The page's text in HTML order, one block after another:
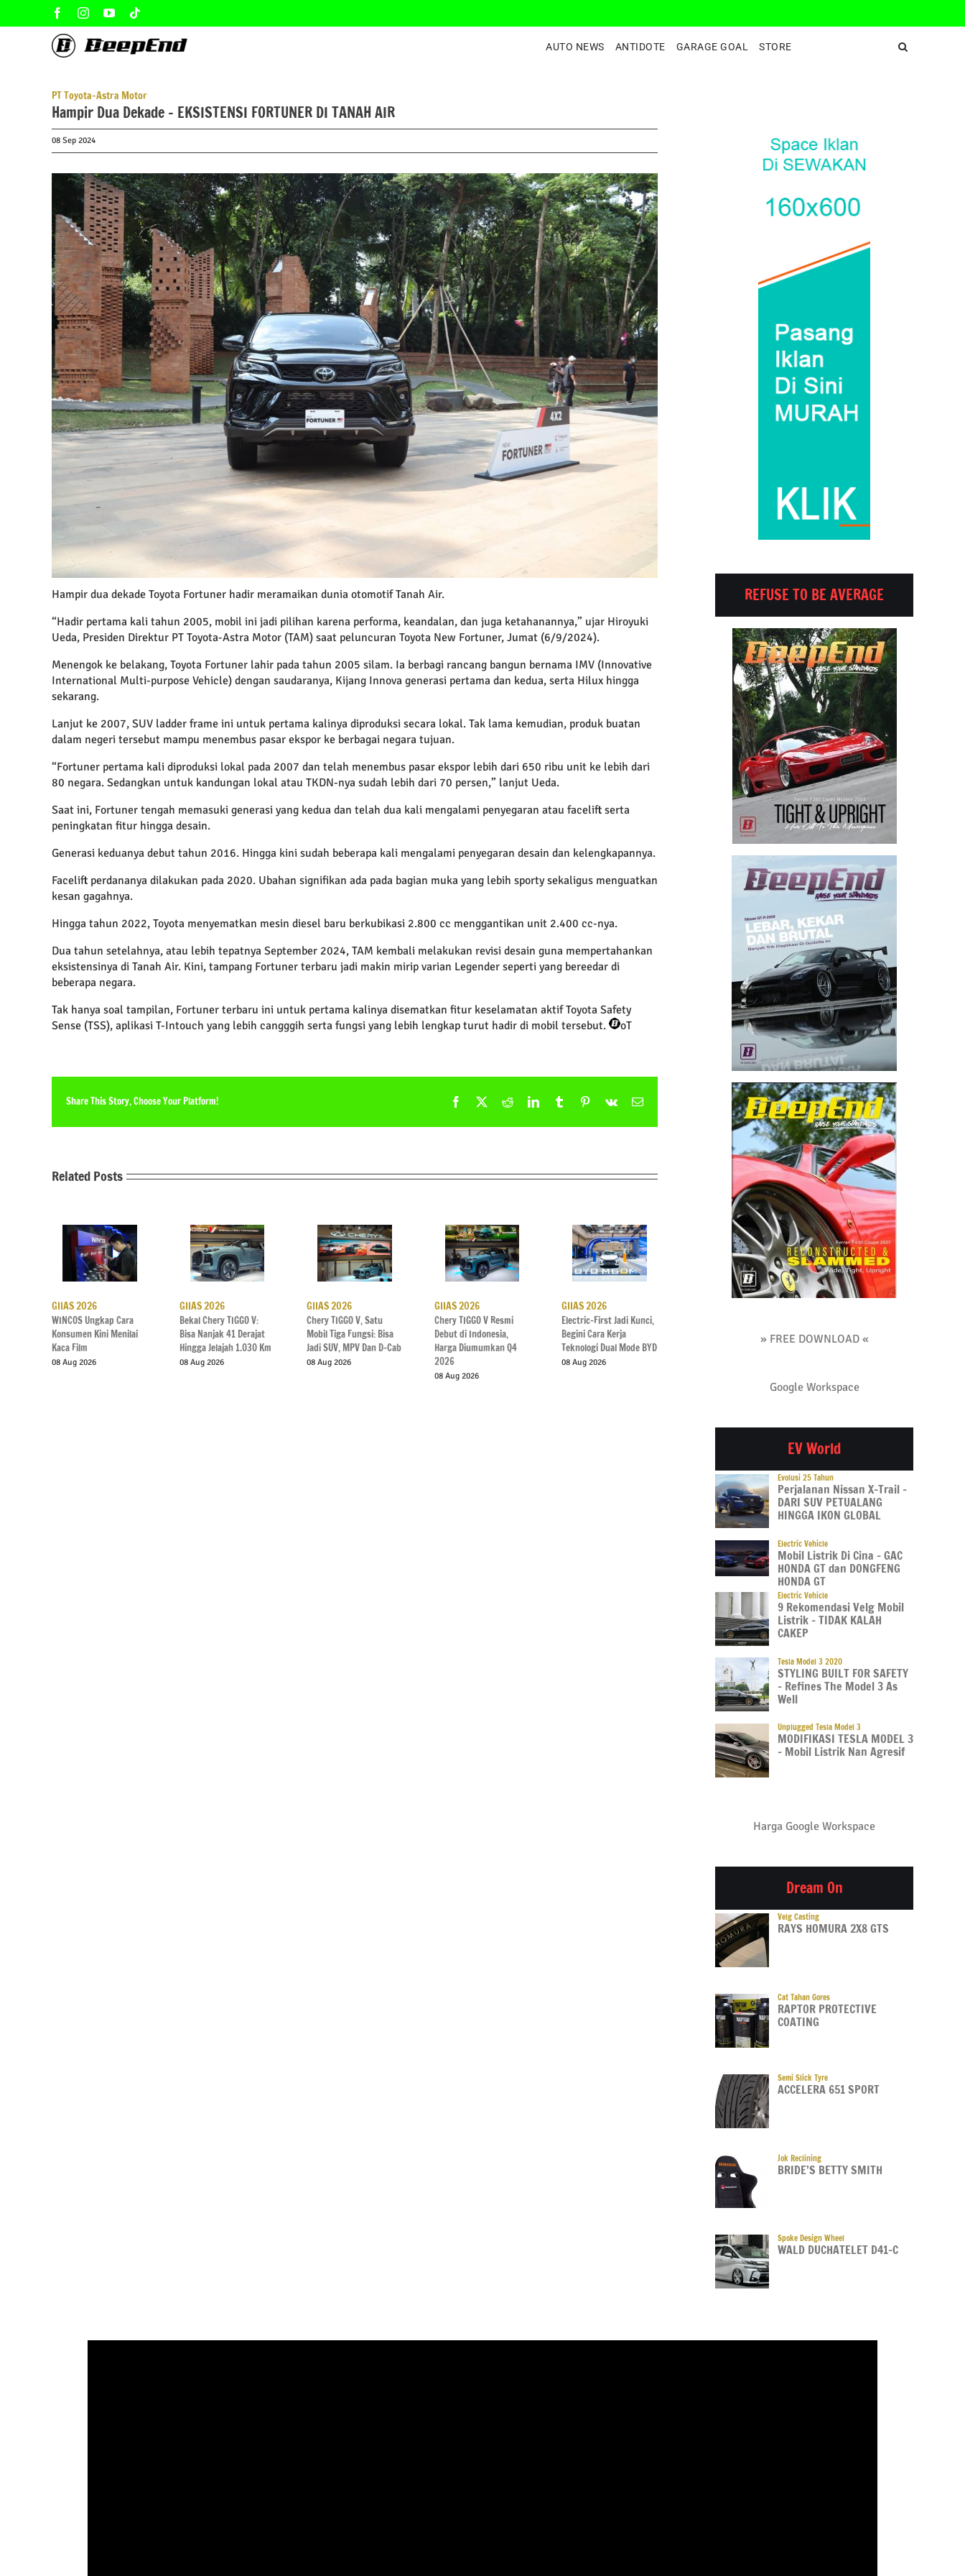
to
FacebookInstagramYouTube
AUTO NEWS ANTIDOTE GARAGE GOAL STORE
PT Toyota-Astra Motor
Hampir Dua Dekade – EKSISTENSI FORTUNER DI TANAH AIR
08 Sep 2024
View
Larger
Image
Hampir dua dekade Toyota Fortuner hadir meramaikan dunia otomotif Tanah Air.
“Hadir pertama kali tahun 2005, mobil ini jadi pilihan karena performa, keandalan, dan juga ketahanannya,” ujar Hiroyuki
Ueda, Presiden Direktur PT Toyota-Astra Motor (TAM) saat peluncuran Toyota New Fortuner, Jumat (6/9/2024).
Menengok ke belakang, Toyota Fortuner lahir pada tahun 2005 silam. Ia berbagi rancang bangun bernama IMV (Innovative
International Multi-purpose Vehicle) dengan saudaranya, Kijang Innova generasi pertama dan kedua, serta Hilux hingga
sekarang.
Lanjut ke 2007, SUV ladder frame ini untuk pertama kalinya diproduksi secara lokal. Tak lama kemudian, produk buatan
dalam negeri tersebut mampu menembus pasar ekspor ke berbagai negara tujuan.
“Fortuner pertama kali diproduksi lokal pada 2007 dan telah menembus pasar ekspor lebih dari 650 ribu unit ke lebih dari
80 negara. Sedangkan untuk kandungan lokal atau TKDN-nya sudah lebih dari 70 persen,” lanjut Ueda.
Saat ini, Fortuner tengah memasuki generasi yang kedua dan telah dua kali mengalami penyegaran atau facelift serta
peningkatan fitur hingga desain.
Generasi keduanya debut tahun 2016. Hingga kini sudah beberapa kali mengalami penyegaran desain dan kelengkapannya.
Facelift perdananya dilakukan pada 2020. Ubahan signifikan ada pada bagian muka yang lebih sporty sekaligus menguatkan
kesan gagahnya.
Hingga tahun 2022, Toyota menyematkan mesin diesel baru berkubikasi 2.800 cc menggantikan unit 2.400 cc-nya.
Dua tahun setelahnya, atau lebih tepatnya September 2024, TAM kembali melakukan revisi desain guna mempertahankan
eksistensinya di Tanah Air. Kini, tampang Fortuner terbaru jadi makin mirip varian Legender seperti yang bereedar di
beberapa negara.
Tak hanya soal tampilan, Fortuner terbaru ini untuk pertama kalinya disematkan fitur keselamatan aktif Toyota Safety
Sense (TSS), aplikasi T-Intouch yang lebih cangggih serta fungsi yang lebih lengkap turut hadir di mobil tersebut.
oT
Share This Story, Choose Your Platform! Facebook RedditLinkedInTumblr Pinterest
Vk Email
Related Posts
GIIAS 2026
WINCOS Ungkap Cara
Konsumen Kini Menilai
Kaca Film
08 Aug 2026
GIIAS 2026
Bekal Chery TIGGO V:
Bisa Nanjak 41 Derajat
Hingga Jelajah 1.030 Km
08 Aug 2026
GIIAS 2026
Chery TIGGO V, Satu
Mobil Tiga Fungsi: Bisa
Jadi SUV, MPV Dan D-Cab
08 Aug 2026
GIIAS 2026
Chery TIGGO V Resmi
Debut di Indonesia,
Harga Diumumkan Q4
2026
08 Aug 2026
GIIAS 2026
Electric-First Jadi Kunci,
Begini Cara Kerja
Teknologi Dual Mode BYD
08 Aug 2026
Konsumen Kini Menilai
Bisa Nanjak 41 Derajat
REFUSE TO BE AVERAGE
» FREE DOWNLOAD «
Google Workspace
EV World
Evolusi 25 Tahun
Perjalanan Nissan X-Trail –
DARI SUV PETUALANG
HINGGA IKON GLOBAL
Electric Vehicle
Mobil Listrik Di Cina – GAC
HONDA GT dan DONGFENG
HONDA GT
Electric Vehicle
9 Rekomendasi Velg Mobil
Listrik – TIDAK KALAH
CAKEP
Tesla Model 3 2020
STYLING BUILT FOR SAFETY
– Refines The Model 3 As
Well
Unplugged Tesla Model 3
MODIFIKASI TESLA MODEL 3
– Mobil Listrik Nan Agresif
Harga Google Workspace
Dream On
Velg Casting
RAYS HOMURA 2X8 GTS
Cat Tahan Gores
RAPTOR PROTECTIVE
COATING
Semi Slick Tyre
ACCELERA 651 SPORT
Jok Reclining
BRIDE’S BETTY SMITH
Spoke Design Wheel
WALD DUCHATELET D41-C